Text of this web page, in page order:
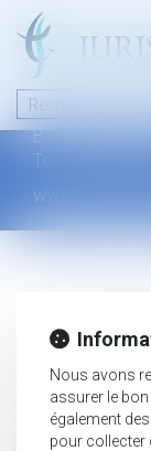
46 avenue de
B.P.315 -
Tel : +594 594
Nous avons
assurer le
également
pour collecter